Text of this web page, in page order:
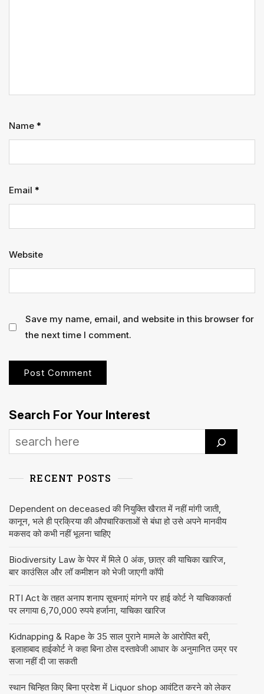
Name *
Email *
Website
Save my name, email, and website in this browser for
the next time I comment.
Search For Your Interest
RECENT POSTS
Dependent on deceased की नियुक्ति खैरात में नहीं मांगी जाती,
कानून, भले ही प्रक्रिया की औपचारिकताओं से बंधा हो उसे अपने मानवीय
मकसद को कभी नहीं भूलना चाहिए
Biodiversity Law के पेपर में मिले 0 अंक, छात्र की याचिका खारिज,
बार काउंसिल और लॉ कमीशन को भेजी जाएगी कॉपी
RTI Act के तहत अनाप शनाप सूचनाएं मांगने पर हाई कोर्ट ने याचिकाकर्ता
पर लगाया 6,70,000 रुपये हर्जाना, याचिका खारिज
Kidnapping & Rape के 35 साल पुराने मामले के आरोपित बरी,
इलाहाबाद हाईकोर्ट ने कहा बिना ठोस दस्तावेजी आधार के अनुमानित उम्र पर
सजा नहीं दी जा सकती
स्थान चिन्हित किए बिना प्रदेश में Liquor shop आवंटित करने को लेकर